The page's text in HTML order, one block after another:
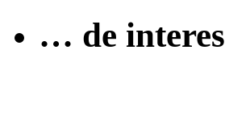
… de interes